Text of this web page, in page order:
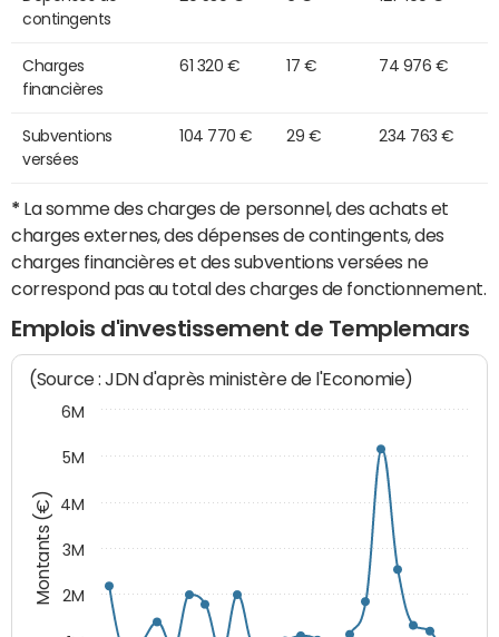
contingents
Charges
financières
61 320 € 17 € 74 976 €
Subventions
versées
104 770 € 29 € 234 763 €
* La somme des charges de personnel, des achats et
charges externes, des dépenses de contingents, des
charges financières et des subventions versées ne
correspond pas au total des charges de fonctionnement.
Emplois d'investissement de Templemars
Montants (€)
(Source : JDN d'après ministère de l'Economie)
2M
3M
4M
5M
6M